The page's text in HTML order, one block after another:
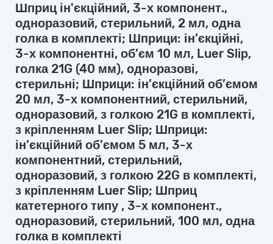
Шприц ін'єкційний, 3-х компонент.,
одноразовий, стерильний, 2 мл, одна
голка в комплекті; Шприци: ін’єкційні,
3-х компонентні, об’єм 10 мл, Luer Slip,
голка 21G (40 мм), одноразові,
стерильні; Шприци: ін’єкційний об’ємом
20 мл, 3-х компонентний, стерильний,
одноразовий, з голкою 21G в комплекті,
з кріпленням Luer Slip; Шприци:
ін’єкційний об’ємом 5 мл, 3-х
компонентний, стерильний,
одноразовий, з голкою 22G в комплекті,
з кріпленням Luer Slip; Шприц
катетерного типу , 3-х компонент.,
одноразовий, стерильний, 100 мл, одна
голка в комплекті